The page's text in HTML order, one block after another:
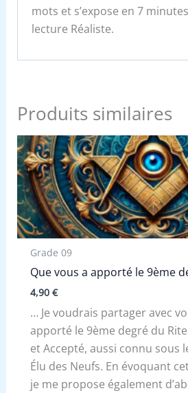
mots et s’expose en 7
lecture Réaliste.
Produits similaires
Grade 09
Que vous a apporté le 9ème
4,90 €
… Je voudrais partager avec
apporté le 9ème degré du
et Accepté, aussi connu sous
Élu des Neufs. En évoquant
je me propose également